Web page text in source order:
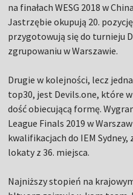
na finałach WESG 2018 w
Jastrzębie okupują 20.
przygotowują się do turnieju
zgrupowaniu w Warszawie.
Drugie w kolejności, lecz
top30, jest Devils.one, które
dość obiecującą formę.
League Finals 2019 w
kwalifikacjach do IEM
lokaty z 36. miejsca.
Najniższy stopień na